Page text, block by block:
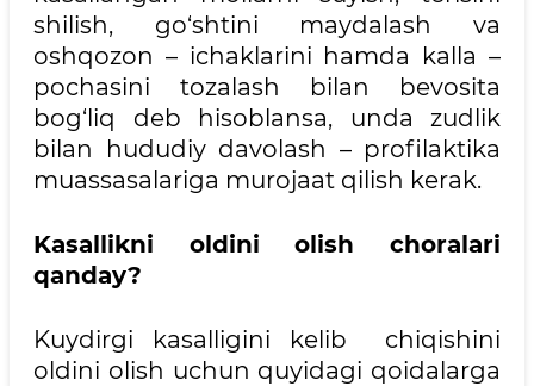
shilish, go‘shtini maydalash va
oshqozon – ichaklarini hamda kalla –
pochasini tozalash bilan bevosita
bog‘liq deb hisoblansa, unda zudlik
bilan hududiy davolash – profilaktika
muassasalariga murojaat qilish kerak.
Kasallikni oldini olish choralari
qanday?
Kuydirgi kasalligini kelib chiqishini
oldini olish uchun quyidagi qoidalarga